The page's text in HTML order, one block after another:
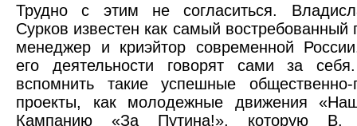
Трудно с этим не согласиться.
Сурков известен как самый востребованный
менеджер и криэйтор современной
его деятельности говорят сами за
вспомнить такие успешные общественно-
проекты, как молодежные движения
Кампанию «За Путина!», которую